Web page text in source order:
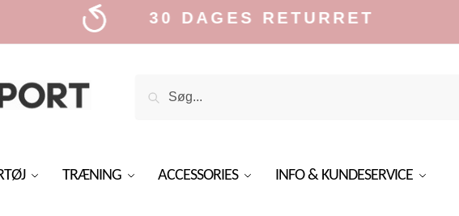
30 DAGES RETURRET
TRÆNING ACCESSORIES INFO & KUNDESERVICE